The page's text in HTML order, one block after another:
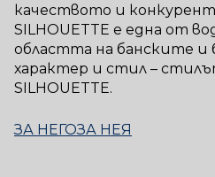
качеството и
SILHOUETTE е една от
областта на банските и
характер и стил –
SILHOUETTE.
ЗА НЕГОЗА НЕЯ